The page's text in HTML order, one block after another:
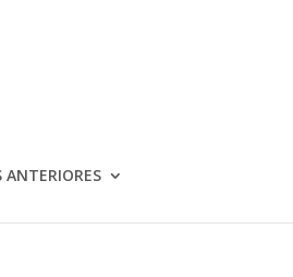
ANTERIORES